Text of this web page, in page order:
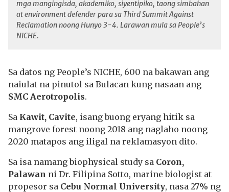
mga mangingisda, akademiko, siyentipiko, taong simbahan
at environment defender para sa Third Summit Against
Reclamation noong Hunyo 3-4. Larawan mula sa People’s
NICHE.
Sa datos ng People’s NICHE, 600 na bakawan ang
naiulat na pinutol sa Bulacan kung nasaan ang
SMC Aerotropolis.
Sa Kawit, Cavite, isang buong eryang hitik sa
mangrove forest noong 2018 ang naglaho noong
2020 matapos ang iligal na reklamasyon dito.
Sa isa namang biophysical study sa Coron,
Palawan ni Dr. Filipina Sotto, marine biologist at
propesor sa Cebu Normal University, nasa 27% ng